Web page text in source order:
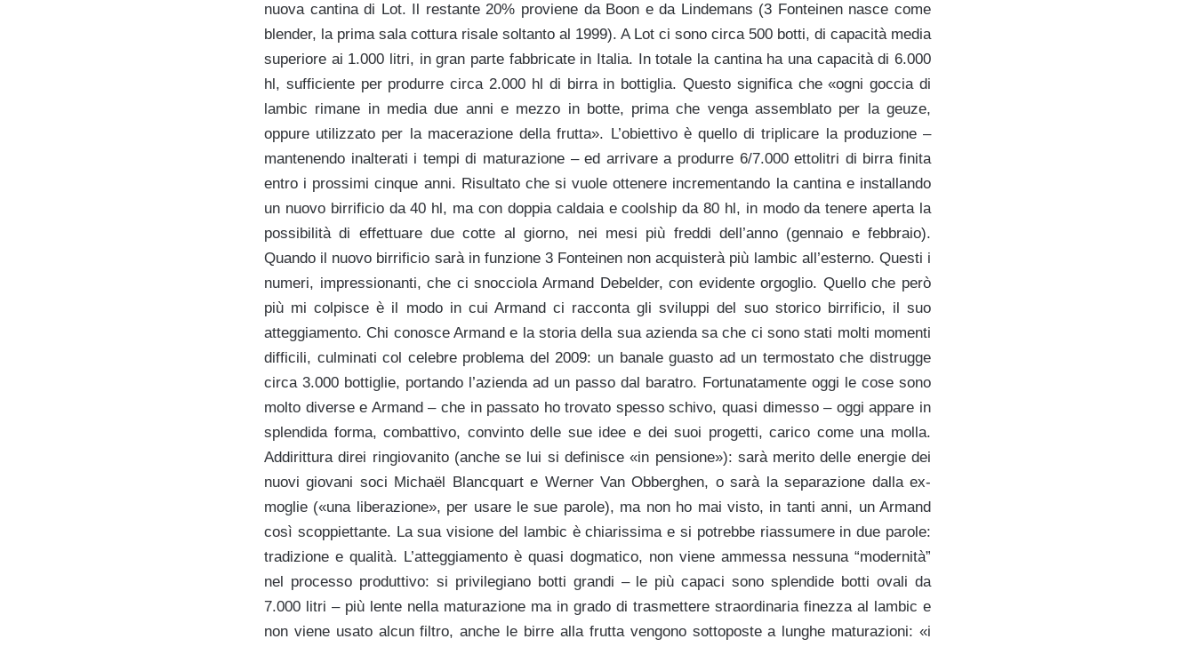
nuova cantina di Lot. Il restante 20% proviene da Boon e da Lindemans (3 Fonteinen nasce come
blender, la prima sala cottura risale soltanto al 1999). A Lot ci sono circa 500 botti, di capacità media
superiore ai 1.000 litri, in gran parte fabbricate in Italia. In totale la cantina ha una capacità di 6.000
hl, sufficiente per produrre circa 2.000 hl di birra in bottiglia. Questo significa che «ogni goccia di
lambic rimane in media due anni e mezzo in botte, prima che venga assemblato per la geuze,
oppure utilizzato per la macerazione della frutta». L’obiettivo è quello di triplicare la produzione –
mantenendo inalterati i tempi di maturazione – ed arrivare a produrre 6/7.000 ettolitri di birra finita
entro i prossimi cinque anni. Risultato che si vuole ottenere incrementando la cantina e installando
un nuovo birrificio da 40 hl, ma con doppia caldaia e coolship da 80 hl, in modo da tenere aperta la
possibilità di effettuare due cotte al giorno, nei mesi più freddi dell’anno (gennaio e febbraio).
Quando il nuovo birrificio sarà in funzione 3 Fonteinen non acquisterà più lambic all’esterno. Questi i
numeri, impressionanti, che ci snocciola Armand Debelder, con evidente orgoglio. Quello che però
più mi colpisce è il modo in cui Armand ci racconta gli sviluppi del suo storico birrificio, il suo
atteggiamento. Chi conosce Armand e la storia della sua azienda sa che ci sono stati molti momenti
difficili, culminati col celebre problema del 2009: un banale guasto ad un termostato che distrugge
circa 3.000 bottiglie, portando l’azienda ad un passo dal baratro. Fortunatamente oggi le cose sono
molto diverse e Armand – che in passato ho trovato spesso schivo, quasi dimesso – oggi appare in
splendida forma, combattivo, convinto delle sue idee e dei suoi progetti, carico come una molla.
Addirittura direi ringiovanito (anche se lui si definisce «in pensione»): sarà merito delle energie dei
nuovi giovani soci Michaël Blancquart e Werner Van Obberghen, o sarà la separazione dalla ex-
moglie («una liberazione», per usare le sue parole), ma non ho mai visto, in tanti anni, un Armand
così scoppiettante. La sua visione del lambic è chiarissima e si potrebbe riassumere in due parole:
tradizione e qualità. L’atteggiamento è quasi dogmatico, non viene ammessa nessuna “modernità”
nel processo produttivo: si privilegiano botti grandi – le più capaci sono splendide botti ovali da
7.000 litri – più lente nella maturazione ma in grado di trasmettere straordinaria finezza al lambic e
non viene usato alcun filtro, anche le birre alla frutta vengono sottoposte a lunghe maturazioni: «i